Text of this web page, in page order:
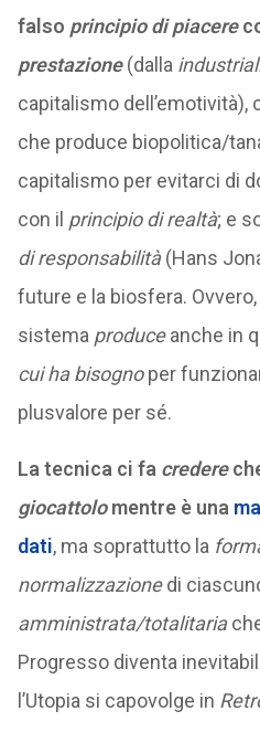
falso principio di piacere
prestazione(dalla
capitalismo dell’emotività),
che produce biopolitica/
capitalismo per evitarci di
con il principio di realtà; e
di responsabilità(Hans
future e la biosfera. Ovvero,
sistema produceanche in
cui ha bisognoper
plusvalore per sé.
La tecnica ci fa credere
giocattolomentre è una
dati, ma soprattutto la
normalizzazionedi
amministrata/totalitaria
Progresso diventa
l’Utopia si capovolge in